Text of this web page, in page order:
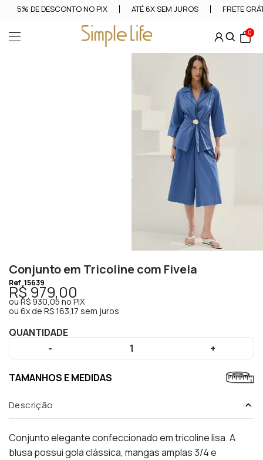
5% DE DESCONTO NO PIX ATÉ 6X SEM JUROS FRETE
0
Conjunto em Tricoline com Fivela
Ref 15639
R$ 979,00
ou R$ 930,05 no PIX
ou 6x de R$ 163,17 sem juros
QUANTIDADE
-
1 +
TAMANHOS E MEDIDAS
Descrição
Conjunto elegante confeccionado em tricoline lisa. A
blusa possui gola clássica, mangas amplas 3/4 e